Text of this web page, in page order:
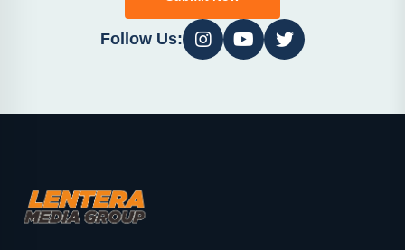
Follow Us: